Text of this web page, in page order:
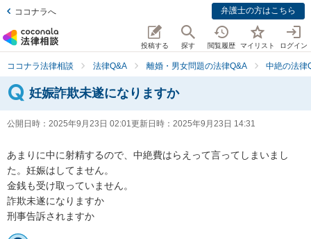
ココナラへ 弁護士の方はこちら
投稿する 探す 閲覧履歴 マイリスト ログイン
ココナラ法律相談 法律Q&A 離婚・男女問題の法律Q&A 中絶の法律
妊娠詐欺未遂になりますか
公開日時： 2025年9月23日 02:01更新日時： 2025年9月23日 14:31
あまりに中に射精するので、中絶費はらえって言ってしまいまし
た。妊娠はしてません。
金銭も受け取っていません。
詐欺未遂になりますか
刑事告訴されますか